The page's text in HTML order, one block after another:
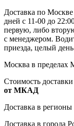
Доставка по Москве
дней с 11-00 до
первую, либо
с менеджером.
приезда, целый
Москва в
Стоимость
от МКАД
Доставка в регионы
Доставка в города